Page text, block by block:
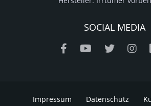
SOCIAL MEDIA
Impressum Datenschutz